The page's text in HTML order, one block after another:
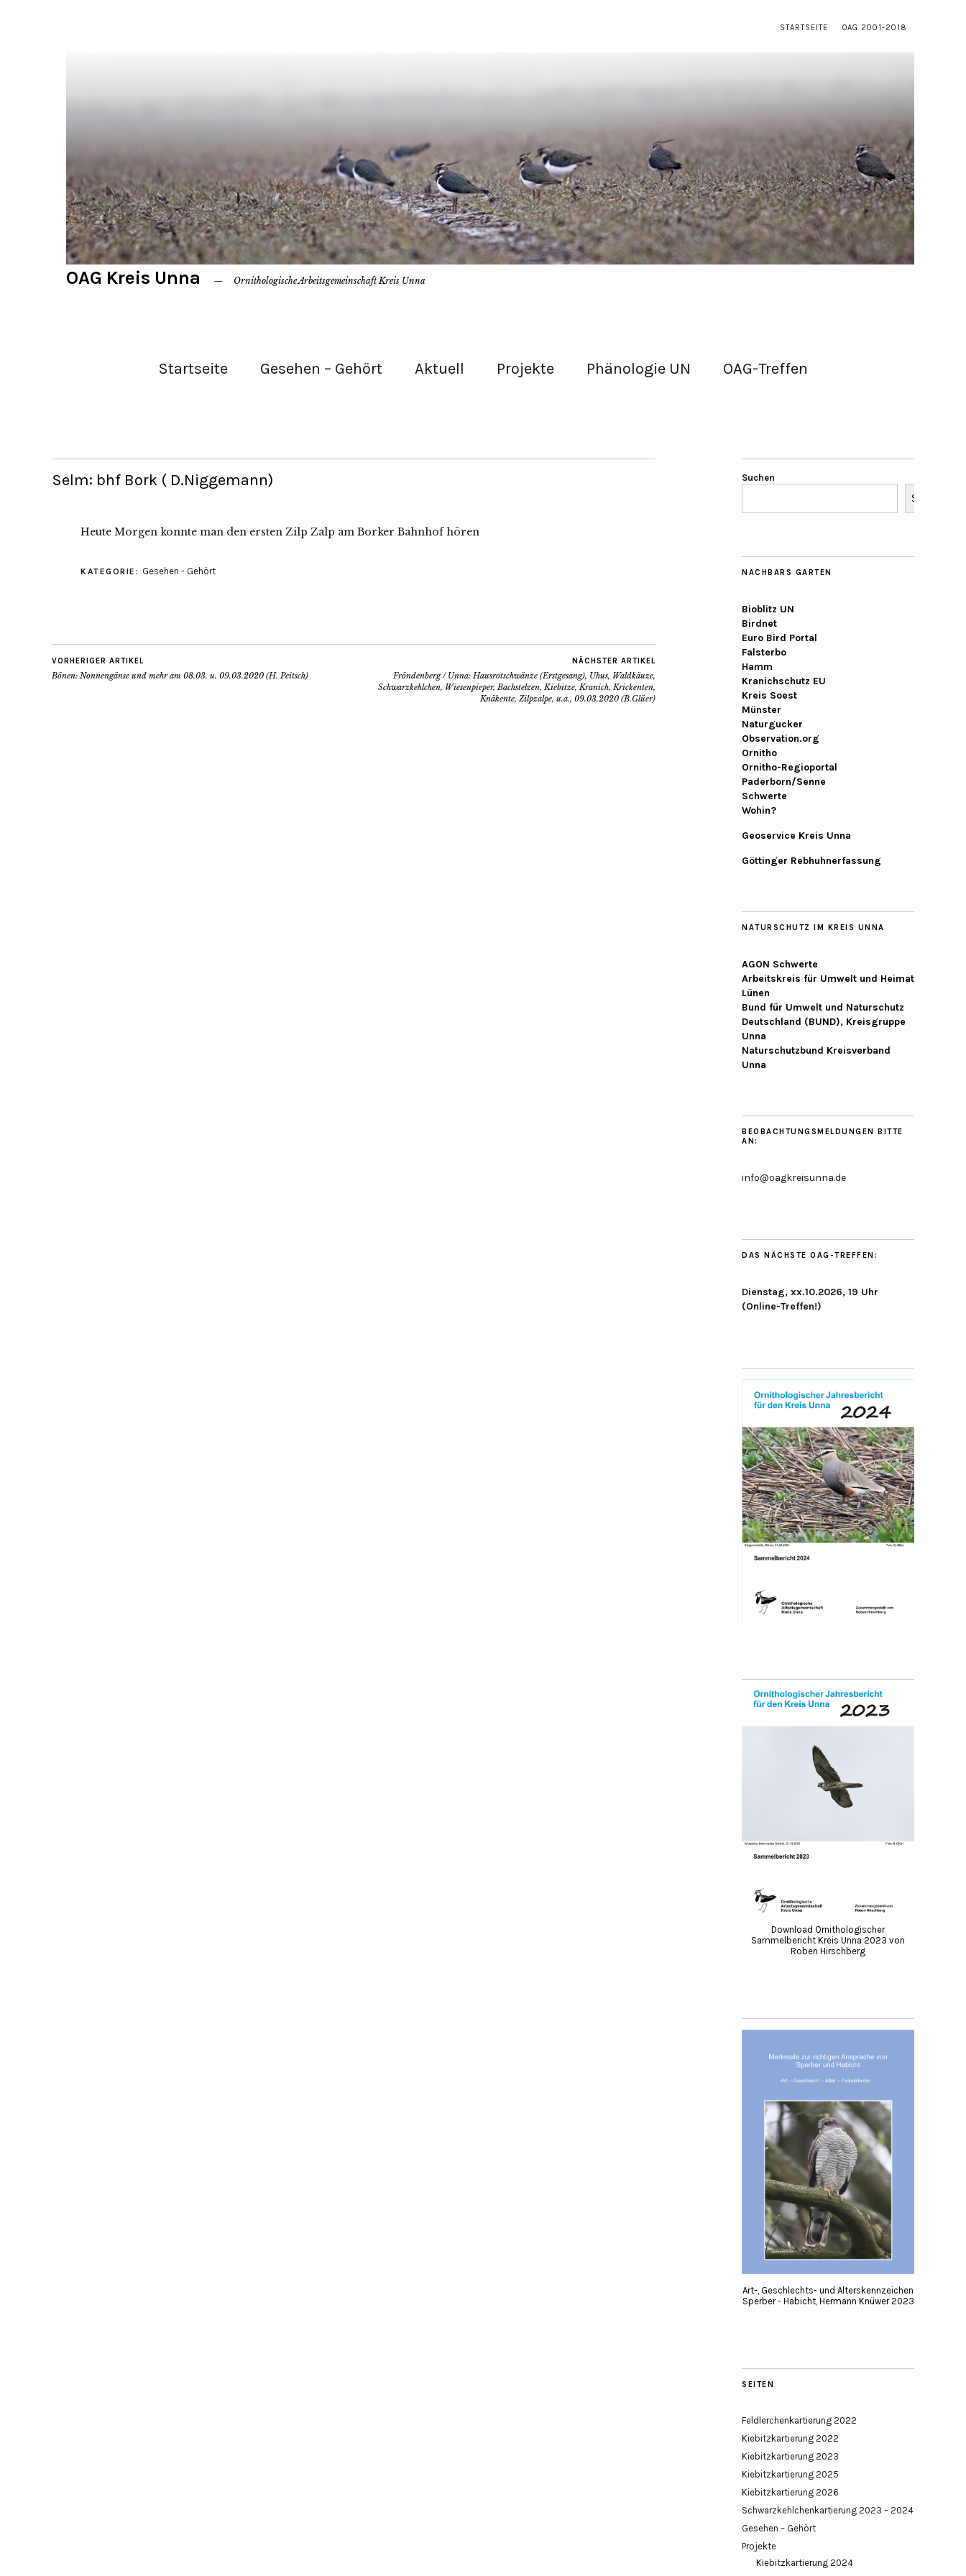
STARTSEITE OAG 2001-2018
OAG Kreis Unna Ornithologische Arbeitsgemeinschaft Kreis Unna
Startseite Gesehen – Gehört Aktuell Projekte Phänologie UN OAG-Treffen
Selm: bhf Bork ( D.Niggemann)
Heute Morgen konnte man den ersten Zilp Zalp am Borker Bahnhof hören
KATEGORIE: Gesehen - Gehört
VORHERIGER ARTIKEL
Bönen: Nonnengänse und mehr am 08.03. u. 09.03.2020 (H. Peitsch)
NÄCHSTER ARTIKEL
Fröndenberg / Unna: Hausrotschwänze (Erstgesang), Uhus, Waldkäuze,
Schwarzkehlchen, Wiesenpieper, Bachstelzen, Kiebitze, Kranich, Krickenten,
Knäkente, Zilpzalpe, u.a., 09.03.2020 (B.Glüer)
Suchen
Suchen
NACHBARS GARTEN
Bioblitz UN
Birdnet
Euro Bird Portal
Falsterbo
Hamm
Kranichschutz EU
Kreis Soest
Münster
Naturgucker
Observation.org
Ornitho
Ornitho-Regioportal
Paderborn/Senne
Schwerte
Wohin?
Geoservice Kreis Unna
Göttinger Rebhuhnerfassung
NATURSCHUTZ IM KREIS UNNA
AGON Schwerte
Arbeitskreis für Umwelt und Heimat
Lünen
Bund für Umwelt und Naturschutz
Deutschland (BUND), Kreisgruppe
Unna
Naturschutzbund Kreisverband
Unna
BEOBACHTUNGSMELDUNGEN BITTE
AN:
info@oagkreisunna.de
DAS NÄCHSTE OAG-TREFFEN:
Dienstag, xx.10.2026, 19 Uhr
(Online-Treffen!)
Download Ornithologischer
Sammelbericht Kreis Unna 2023 von
Roben Hirschberg
Art-, Geschlechts- und Alterskennzeichen
Sperber - Habicht, Hermann Knüwer 2023
SEITEN
Feldlerchenkartierung 2022
Kiebitzkartierung 2022
Kiebitzkartierung 2023
Kiebitzkartierung 2025
Kiebitzkartierung 2026
Schwarzkehlchenkartierung 2023 – 2024
Gesehen – Gehört
Projekte
Kiebitzkartierung 2024